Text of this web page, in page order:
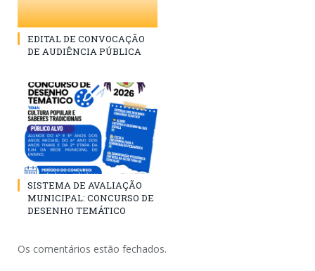
EDITAL DE CONVOCAÇÃO
DE AUDIÊNCIA PÚBLICA
SISTEMA DE AVALIAÇÃO
MUNICIPAL: CONCURSO DE
DESENHO TEMÁTICO
Os comentários estão fechados.